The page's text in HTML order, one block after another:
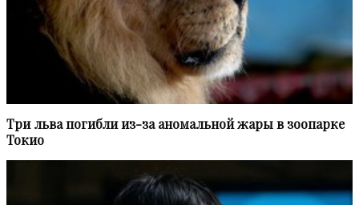
Три льва погибли из-за аномальной жары в зоопарке
Токио